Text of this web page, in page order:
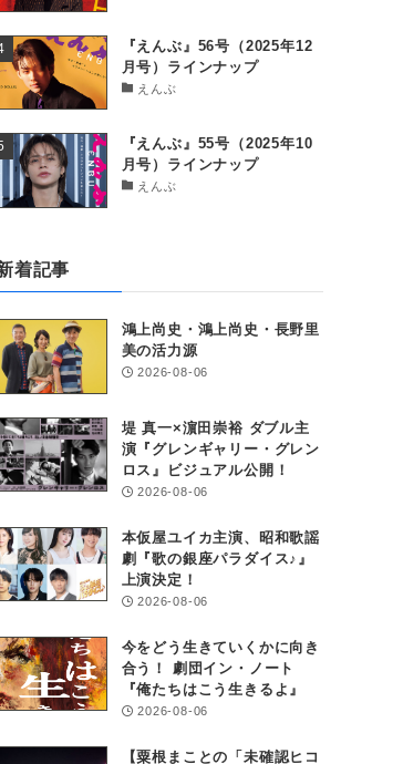
『えんぶ』56号（2025年12
月号）ラインナップ
えんぶ
『えんぶ』55号（2025年10
月号）ラインナップ
えんぶ
着記事
鴻上尚史・鴻上尚史・長野里
美の活力源
2026-08-06
堤 真一×濵田崇裕 ダブル主
演『グレンギャリー・グレン
ロス』ビジュアル公開！
2026-08-06
本仮屋ユイカ主演、昭和歌謡
劇『歌の銀座パラダイス♪』
上演決定！
2026-08-06
今をどう生きていくかに向き
合う！ 劇団イン・ノート
『俺たちはこう生きるよ』
2026-08-06
【粟根まことの「未確認ヒコ